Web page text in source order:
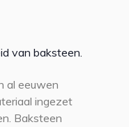
van baksteen.
al eeuwen
ingezet
Baksteen